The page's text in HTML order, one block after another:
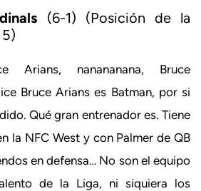
(6-1) (Posición de la
Arians, nanananana, Bruce
Bruce Arians es Batman, por si
Qué gran entrenador es. Tiene
la NFC West y con Palmer de QB
en defensa… No son el equipo
de la Liga, ni siquiera los